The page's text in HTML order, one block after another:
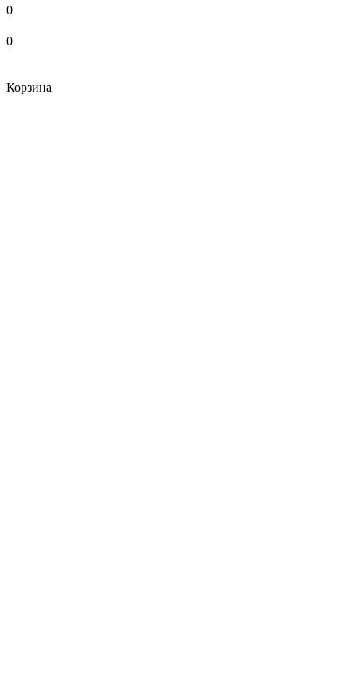
0
0
Корзина